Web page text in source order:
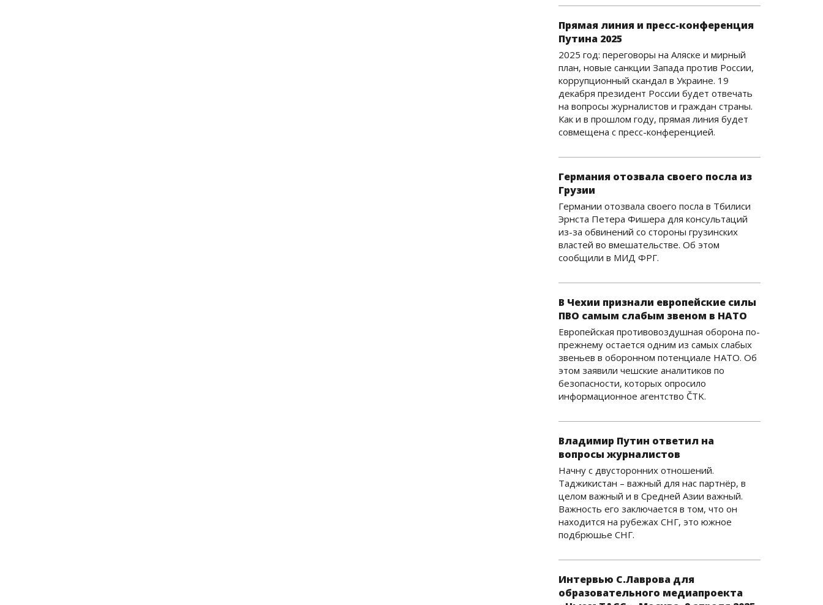
Прямая линия и пресс-конференция
Путина 2025
2025 год: переговоры на Аляске и мирный
план, новые санкции Запада против России,
коррупционный скандал в Украине. 19
декабря президент России будет отвечать
на вопросы журналистов и граждан страны.
Как и в прошлом году, прямая линия будет
совмещена с пресс-конференцией.
Германия отозвала своего посла из
Грузии
Германии отозвала своего посла в Тбилиси
Эрнста Петера Фишера для консультаций
из-за обвинений со стороны грузинских
властей во вмешательстве. Об этом
сообщили в МИД ФРГ.
В Чехии признали европейские силы
ПВО самым слабым звеном в НАТО
Европейская противовоздушная оборона по-
прежнему остается одним из самых слабых
звеньев в оборонном потенциале НАТО. Об
этом заявили чешские аналитиков по
безопасности, которых опросило
информационное агентство ČTK.
Владимир Путин ответил на
вопросы журналистов
Начну с двусторонних отношений.
Таджикистан – важный для нас партнёр, в
целом важный и в Средней Азии важный.
Важность его заключается в том, что он
находится на рубежах СНГ, это южное
подбрюшье СНГ.
Интервью С.Лаврова для
образовательного медиапроекта